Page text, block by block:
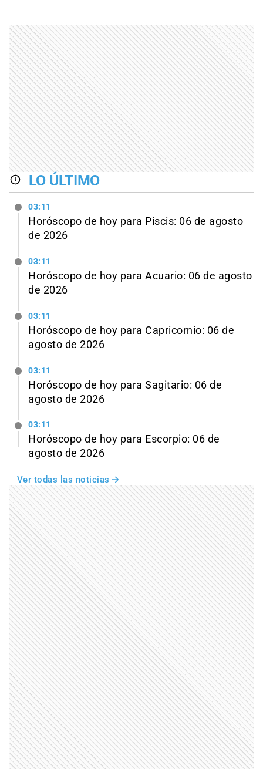
LO ÚLTIMO
03:11
Horóscopo de hoy para Piscis: 06 de agosto
de 2026
03:11
Horóscopo de hoy para Acuario: 06 de agosto
de 2026
03:11
Horóscopo de hoy para Capricornio: 06 de
agosto de 2026
03:11
Horóscopo de hoy para Sagitario: 06 de
agosto de 2026
03:11
Horóscopo de hoy para Escorpio: 06 de
agosto de 2026
Ver todas las noticias